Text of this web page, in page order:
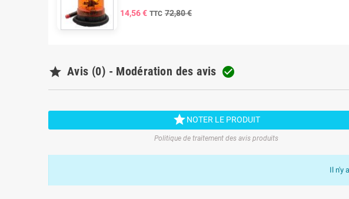
14,56 € TTC 72,80 €
 Avis (0) - Modération des avis 
NOTER LE PRODUIT
Politique de traitement des avis produits
Il n'y